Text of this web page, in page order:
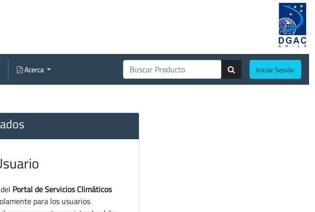
Acerca Iniciar Sesión
Portal de Servicios Climáticos
para los usuarios